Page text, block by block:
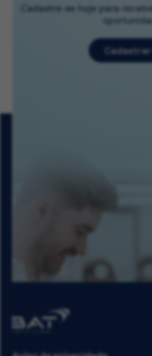
Cadastre-se hoje para